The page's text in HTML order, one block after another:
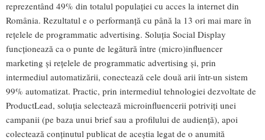
reprezentând 49% din totalul populației cu acces la internet din
România. Rezultatul e o performanță cu până la 13 ori mai mare în
rețelele de programmatic advertising. Soluția Social Display
funcționează ca o punte de legătură între (micro)influencer
marketing și rețelele de programmatic advertising și, prin
intermediul automatizării, conectează cele două arii într-un sistem
99% automatizat. Practic, prin intermediul tehnologiei dezvoltate de
ProductLead, soluția selectează microinfluencerii potriviți unei
campanii (pe baza unui brief sau a profilului de audiență), apoi
colectează conținutul publicat de aceștia legat de o anumită